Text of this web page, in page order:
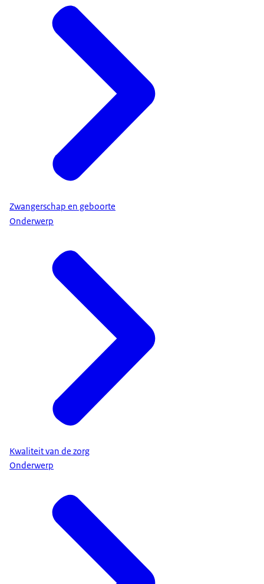
Zwangerschap en geboorte
Onderwerp
Kwaliteit van de zorg
Onderwerp